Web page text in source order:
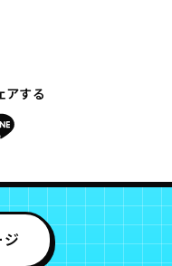
アする
ジ